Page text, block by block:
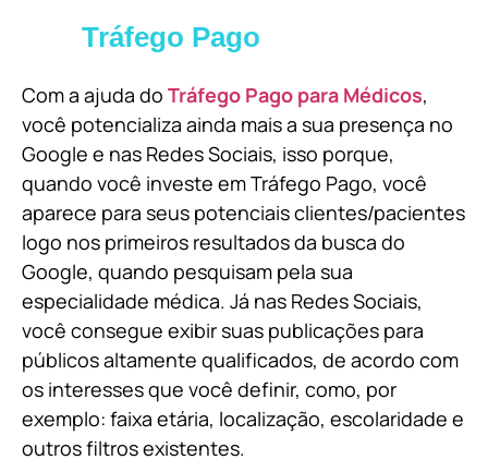
Tráfego Pago
Com a ajuda do Tráfego Pago para Médicos,
você potencializa ainda mais a sua presença no
Google e nas Redes Sociais, isso porque,
quando você investe em Tráfego Pago, você
aparece para seus potenciais clientes/pacientes
logo nos primeiros resultados da busca do
Google, quando pesquisam pela sua
especialidade médica. Já nas Redes Sociais,
você consegue exibir suas publicações para
públicos altamente qualificados, de acordo com
os interesses que você definir, como, por
exemplo: faixa etária, localização, escolaridade e
outros filtros existentes.